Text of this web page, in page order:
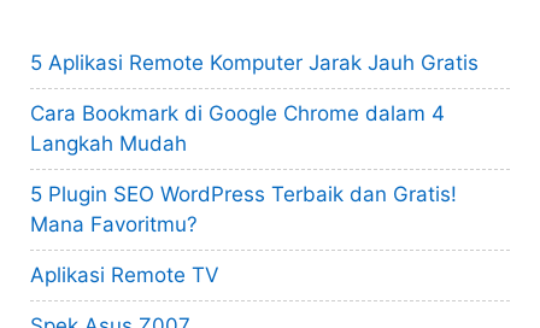
5 Aplikasi Remote Komputer Jarak Jauh Gratis
Cara Bookmark di Google Chrome dalam 4
Langkah Mudah
5 Plugin SEO WordPress Terbaik dan Gratis!
Mana Favoritmu?
Aplikasi Remote TV